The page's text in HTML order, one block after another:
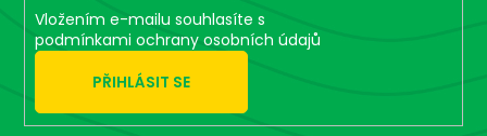
139
Kč
Vložením e-mailu souhlasíte s
podmínkami ochrany osobních údajů
PŘIHLÁSIT SE